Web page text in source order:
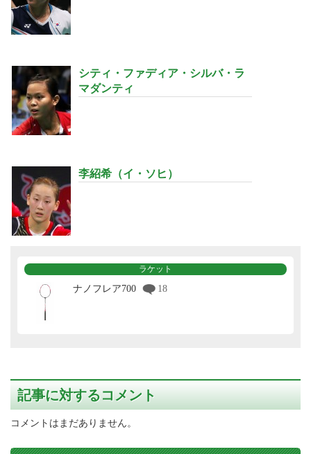
シティ・ファディア・シルバ・ラ
マダンティ
李紹希（イ・ソヒ）
ラケット
ナノフレア700 18
記事に対するコメント
コメントはまだありません。